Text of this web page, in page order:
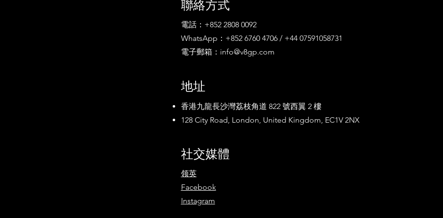
​聯絡方式
電話：+852 2808 0092
WhatsApp：+852 6760 4706 / +44 07591058731
電子郵箱： info@v8gp.com
地址
香港九龍長沙灣荔枝角道 822 號西翼 2 樓
128 City Road, London, United Kingdom, EC1V 2NX
社交媒體
领英
Facebook
Instagram